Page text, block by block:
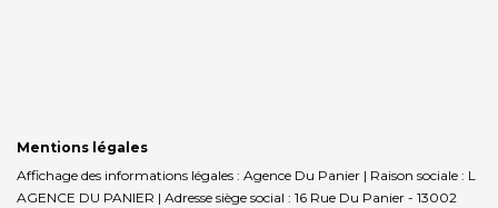
Mentions légales
Affichage des informations légales : Agence Du Panier | Raison sociale : L
AGENCE DU PANIER | Adresse siège social : 16 Rue Du Panier - 13002